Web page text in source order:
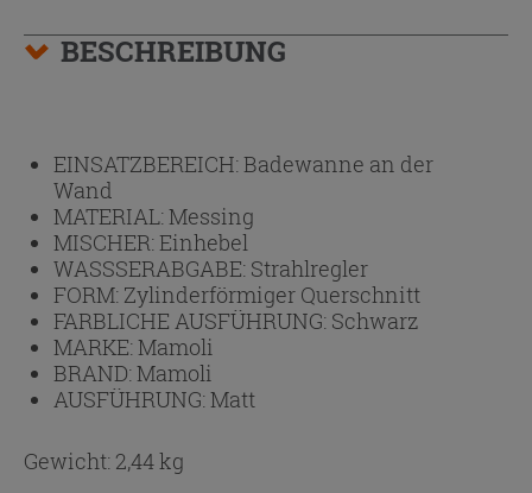
BESCHREIBUNG
EINSATZBEREICH:Badewanne an der
Wand
MATERIAL:Messing
MISCHER:Einhebel
WASSSERABGABE: Strahlregler
FORM: Zylinderförmiger Querschnitt
FARBLICHE AUSFÜHRUNG: Schwarz
MARKE:Mamoli
BRAND:Mamoli
AUSFÜHRUNG:Matt
Gewicht: 2,44 kg